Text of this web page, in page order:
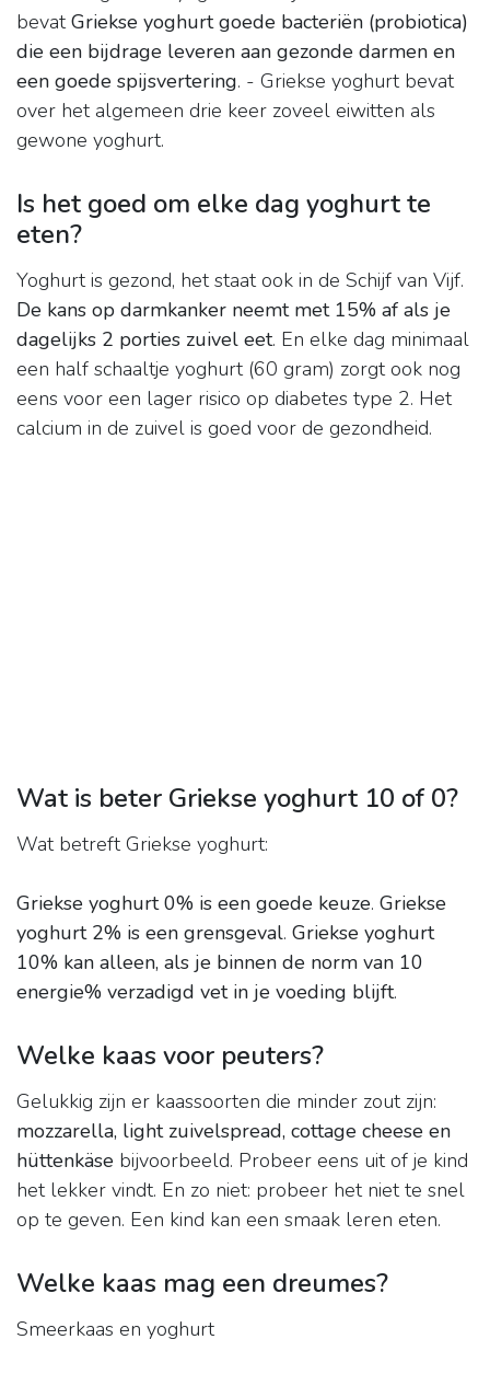
bevatGriekse yoghurt goede bacteriën (probiotica)
die een bijdrage leveren aan gezonde darmen en
een goede spijsvertering. - Griekse yoghurt bevat
over het algemeen drie keer zoveel eiwitten als
gewone yoghurt.
Is het goed om elke dag yoghurt te
eten?
Yoghurt is gezond, het staat ook in de Schijf van Vijf.
De kans op darmkanker neemt met 15% af als je
dagelijks 2 porties zuivel eet. En elke dag minimaal
een half schaaltje yoghurt (60 gram) zorgt ook nog
eens voor een lager risico op diabetes type 2. Het
calcium in de zuivel is goed voor de gezondheid.
Wat is beter Griekse yoghurt 10 of 0?
Wat betreft Griekse yoghurt:
Griekse yoghurt 0% is een goede keuze. Griekse
yoghurt 2% is een grensgeval. Griekse yoghurt
10% kan alleen, als je binnen de norm van 10
energie% verzadigd vet in je voeding blijft.
Welke kaas voor peuters?
Gelukkig zijn er kaassoorten die minder zout zijn:
mozzarella, light zuivelspread, cottage cheese en
hüttenkäse bijvoorbeeld. Probeer eens uit of je kind
het lekker vindt. En zo niet: probeer het niet te snel
op te geven. Een kind kan een smaak leren eten.
Welke kaas mag een dreumes?
Smeerkaas en yoghurt